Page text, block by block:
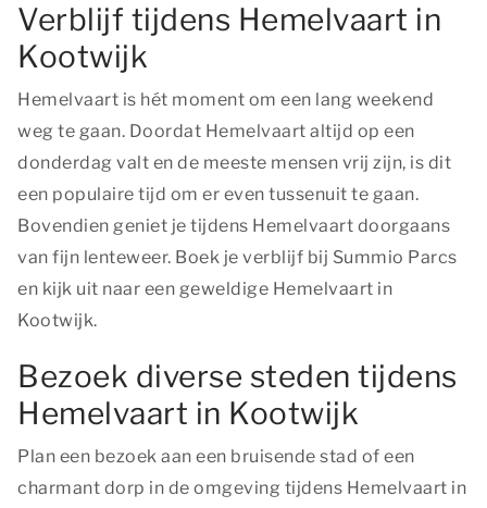
Verblijf tijdens Hemelvaart in
Kootwijk
Hemelvaart is hét moment om een lang weekend
weg te gaan. Doordat Hemelvaart altijd op een
donderdag valt en de meeste mensen vrij zijn, is dit
een populaire tijd om er even tussenuit te gaan.
Bovendien geniet je tijdens Hemelvaart doorgaans
van fijn lenteweer. Boek je verblijf bij Summio Parcs
en kijk uit naar een geweldige Hemelvaart in
Kootwijk.
Bezoek diverse steden tijdens
Hemelvaart in Kootwijk
Plan een bezoek aan een bruisende stad of een
charmant dorp in de omgeving tijdens Hemelvaart in